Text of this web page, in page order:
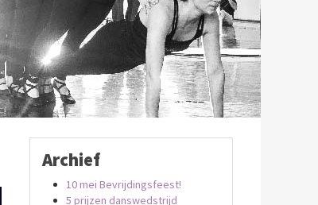
Archief
10 mei Bevrijdingsfeest!
5 prijzen danswedstrijd